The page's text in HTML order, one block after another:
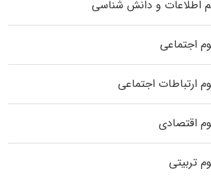
اطلاعات و دانش شناسی
اجتماعی
ارتباطات اجتماعی
اقتصادی
تربیتی